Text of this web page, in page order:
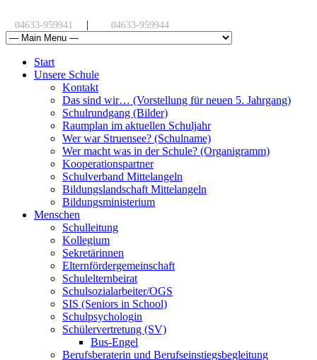
04633-959941 | 04633-959944
Start
Unsere Schule
Kontakt
Das sind wir… (Vorstellung für neuen 5. Jahrgang)
Schulrundgang (Bilder)
Raumplan im aktuellen Schuljahr
Wer war Struensee? (Schulname)
Wer macht was in der Schule? (Organigramm)
Kooperationspartner
Schulverband Mittelangeln
Bildungslandschaft Mittelangeln
Bildungsministerium
Menschen
Schulleitung
Kollegium
Sekretärinnen
Elternfördergemeinschaft
Schulelternbeirat
Schulsozialarbeiter/OGS
SIS (Seniors in School)
Schulpsychologin
Schülervertretung (SV)
Bus-Engel
Berufsberaterin und Berufseinstiegsbegleitung